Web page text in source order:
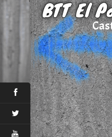
BTT El